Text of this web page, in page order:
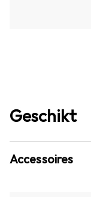
Geschikt
Accessoires